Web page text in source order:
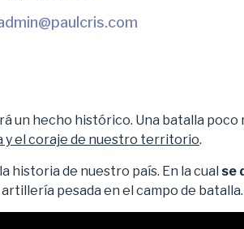
un hecho histórico. Una batalla poco
y el coraje de nuestro territorio.
historia de nuestro país. En la cual se
pesada en el campo de batalla.